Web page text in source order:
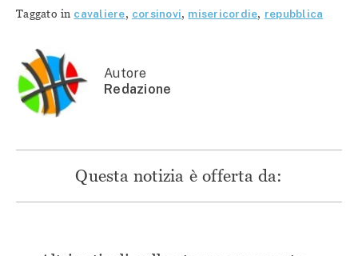
Twitter
(Si
finestra)
(Si
apre
(Si
apre
(Si
apre
Taggato in cavaliere, corsinovi, misericordie, repubblica
Autore
Redazione
Questa notizia è offerta da: